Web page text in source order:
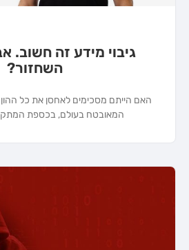
גיבוי מידע זה חשוב.
השחזור?
האם הייתם מסכימים לאחסן את כל
המאובטח בעולם, בכספת